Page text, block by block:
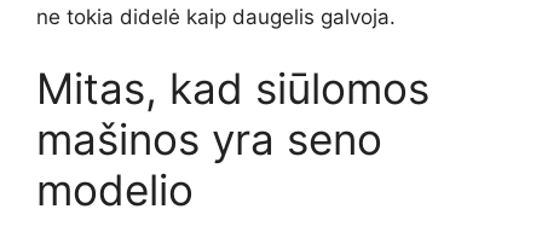
ne tokia didelė kaip daugelis galvoja.
Mitas, kad siūlomos
mašinos yra seno
modelio